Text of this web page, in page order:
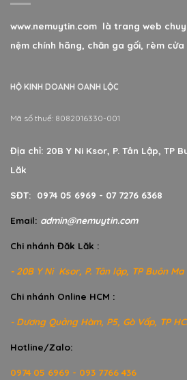
www.nemuytin.com là trang web
nệm chính hãng, chăn ga gối, rèm
HỘ KINH DOANH OANH LỘC
Mã số thuế: 8082016330-001
Địa chỉ: 20B Y Ni Ksor, P. Tân Lập, TP
Lăk
SĐT: 0974 05 6969 - 07 7276 6368
Email: admin@nemuytin.com
Chi nhánh Đăk Lăk :
- 20B Y Ni Ksor, P. Tân lập, TP Buôn
Chi nhánh Online HCM :
- Dương Quảng Hàm, P5, Gò Vấp, TP
Hotline/Zalo:
0974 05 6969 - 093 7766 436